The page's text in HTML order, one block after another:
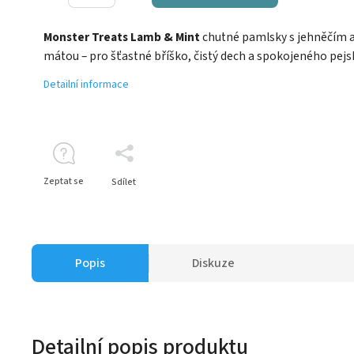
Monster Treats Lamb & Mintchutné pamlsky s jehněčím a
mátou – pro šťastné bříško, čistý dech a spokojeného
Detailní informace
Zeptat se Sdílet
Popis Diskuze
Detailní popis produktu